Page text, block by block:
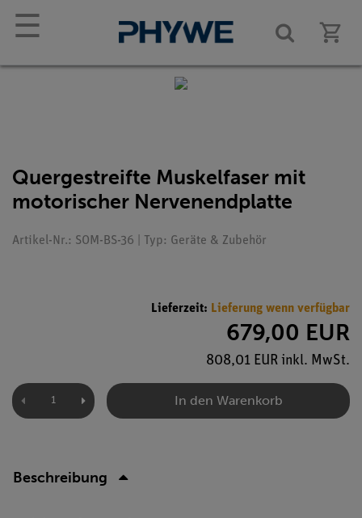
☰
Quergestreifte Muskelfaser mit
motorischer Nervenendplatte
Artikel-Nr.: SOM-BS-36 | Typ: Geräte & Zubehör
Lieferzeit: Lieferung wenn verfügbar
679,00 EUR
808,01 EUR inkl. MwSt.
In den Warenkorb
Beschreibung